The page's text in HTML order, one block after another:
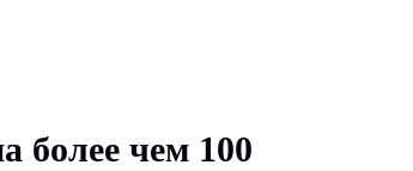
более чем 100